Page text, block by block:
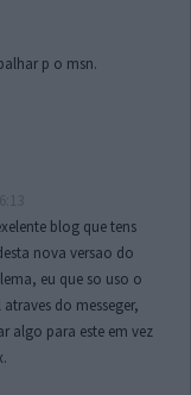
p o msn.
blog que tens
nova versao do
eu que so uso o
do messeger,
algo para este em vez